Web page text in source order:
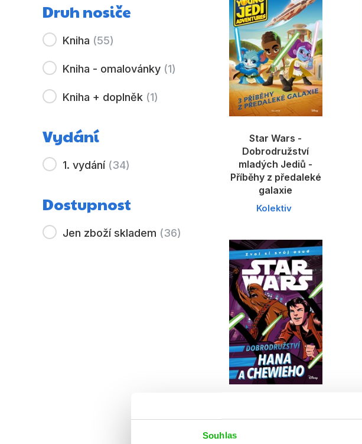
Souhlas
Druh nosiče
Kniha (55)
Kniha - omalovánky (1)
Kniha + doplněk (1)
Vydání
1. vydání (34)
Dostupnost
Jen zboží skladem (36)
Star Wars -
Dobrodružství
mladých Jediů -
Příběhy z předaleké
galaxie
Kolektiv